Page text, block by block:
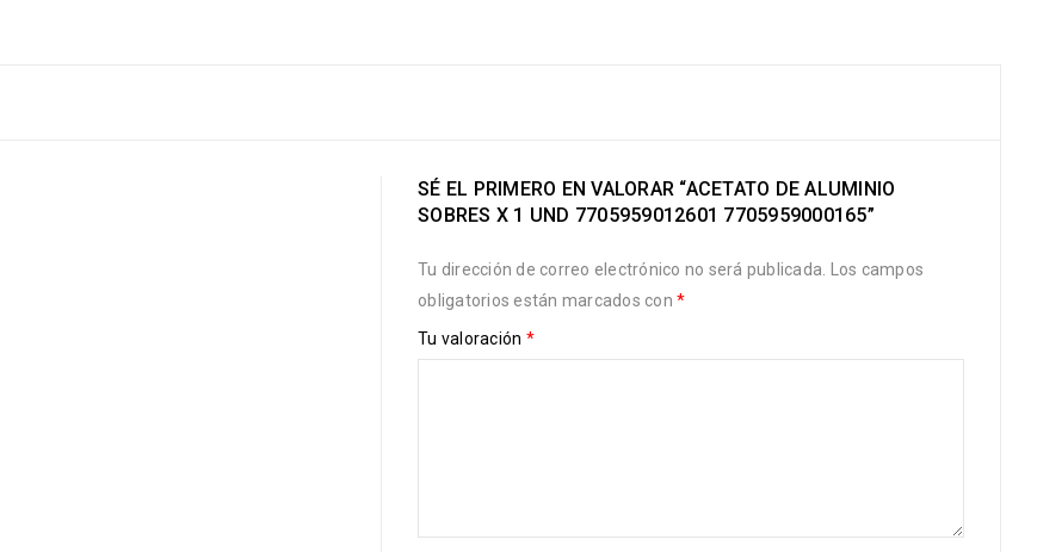
SÉ EL PRIMERO EN VALORAR “ACETATO DE ALUMINIO
SOBRES X 1 UND 7705959012601 7705959000165”
Tu dirección de correo electrónico no será publicada.
Los campos
obligatorios están marcados con*
Tu valoración *